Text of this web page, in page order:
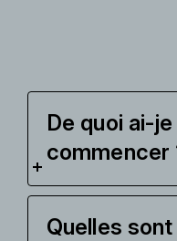
De quoi ai-
commencer
Quelles